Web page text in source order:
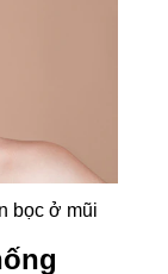
bọc ở mũi